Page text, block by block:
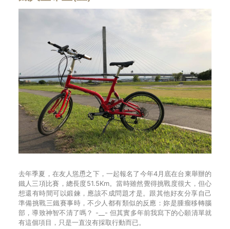
去年季夏，在友人慫恿之下，一起報名了今年4月底在台東舉辦的
鐵人三項比賽，總長度51.5Km。當時雖然覺得挑戰度很大，但心
想還有時間可以鍛鍊，應該不成問題才是。跟其他好友分享自己
準備挑戰三鐵賽事時，不少人都有類似的反應：妳是腫瘤移轉腦
部，導致神智不清了嗎？ -__- 但其實多年前我寫下的心願清單就
有這個項目，只是一直沒有採取行動而已。